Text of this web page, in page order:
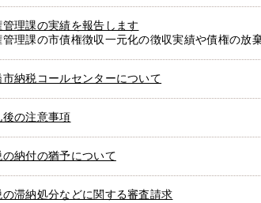
管理課の実績を報告します
管理課の市債権徴収一元化の徴収実績や債権の放
市納税コールセンターについて
後の注意事項
の納付の猶予について
の滞納処分などに関する審査請求